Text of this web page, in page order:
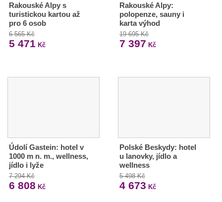
Rakouské Alpy s
turistickou kartou až
pro 6 osob
6 565 Kč
5 471 Kč
Rakouské Alpy:
polopenze, sauny i
karta výhod
19 695 Kč
7 397 Kč
Údolí Gastein: hotel v
1000 m n. m., wellness,
jídlo i lyže
7 294 Kč
6 808 Kč
Polské Beskydy: hotel
u lanovky, jídlo a
wellness
5 498 Kč
4 673 Kč